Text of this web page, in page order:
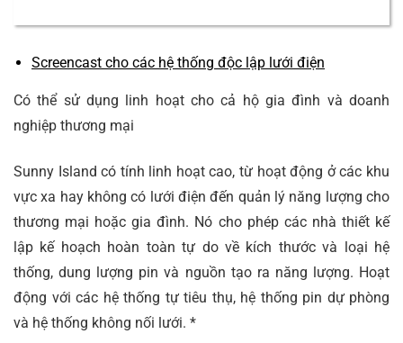
Screencast cho các hệ thống độc lập lưới điện
Có thể sử dụng linh hoạt cho cả hộ gia đình và doanh
nghiệp thương mại
Sunny Island có tính linh hoạt cao, từ hoạt động ở các khu
vực xa hay không có lưới điện đến quản lý năng lượng cho
thương mại hoặc gia đình. Nó cho phép các nhà thiết kế
lập kế hoạch hoàn toàn tự do về kích thước và loại hệ
thống, dung lượng pin và nguồn tạo ra năng lượng. Hoạt
động với các hệ thống tự tiêu thụ, hệ thống pin dự phòng
và hệ thống không nối lưới. *